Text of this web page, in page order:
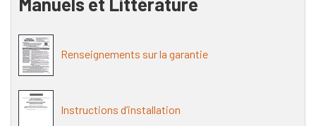
Renseignements sur la garantie
Instructions d’installation